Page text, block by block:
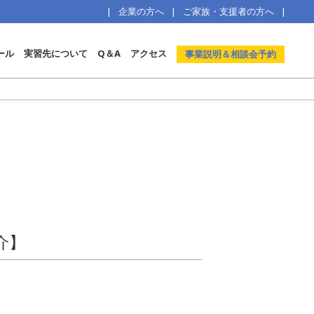
企業の方へ ご家族・支援者の方へ
ル 実習先について Q＆A アクセス 事業説明＆相談会予約